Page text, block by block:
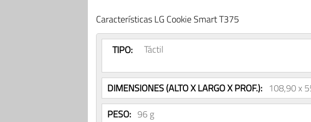
Características LG Cookie Smart T375
TIPO: Táctil
DIMENSIONES (ALTO X LARGO X PROF.): 108,90 x
PESO: 96 g